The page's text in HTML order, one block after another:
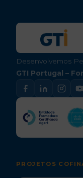
Desenvolvemos
GTI Portugal –
PROJETOS